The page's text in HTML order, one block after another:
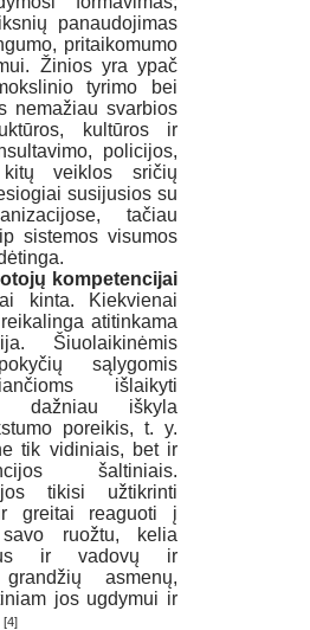
panaudojimas
pritaikomumo
Žinios yra ypač
tyrimo bei
nemažiau svarbios
kultūros ir
policijos,
veiklos sričių
susijusios su
tačiau
sistemos visumos
kompetencijai
kinta. Kiekvienai
atitinkama
Šiuolaikinėmis
sąlygomis
išlaikyti
dažniau iškyla
poreikis, t. y.
tik vidiniais, bet ir
šaltiniais.
tikisi užtikrinti
greitai reaguoti į
ruožtu, kelia
ir vadovų ir
asmenų,
jos ugdymui ir
[4]